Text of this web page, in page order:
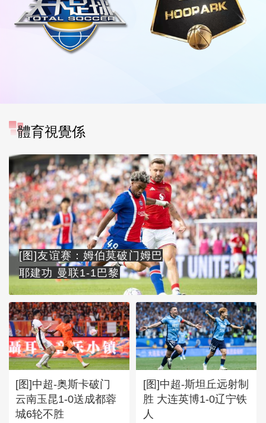
體育視覺係
[图]友谊赛：姆伯莫破门姆巴
耶建功 曼联1-1巴黎
[图]中超-奥斯卡破门
云南玉昆1-0送成都蓉
城6轮不胜
[图]中超-斯坦丘远射制
胜 大连英博1-0辽宁铁
人